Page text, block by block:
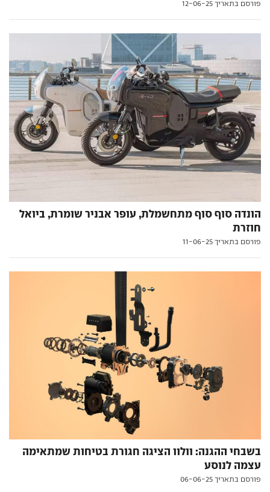
פורסם בתאריך 12-06-25
הונדה סוף סוף מתחשמלת, עופר אבניר שומרת, ביואל
חוזרת
פורסם בתאריך 11-06-25
בשבחי ההגנה: וולוו הציגה חגורת בטיחות שמתאימה
עצמה לנוסע
פורסם בתאריך 06-06-25